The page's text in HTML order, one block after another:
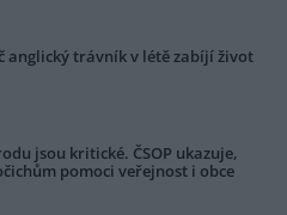
anglický trávník v létě zabíjí život
jsou kritické. ČSOP ukazuje,
pomoci veřejnost i obce